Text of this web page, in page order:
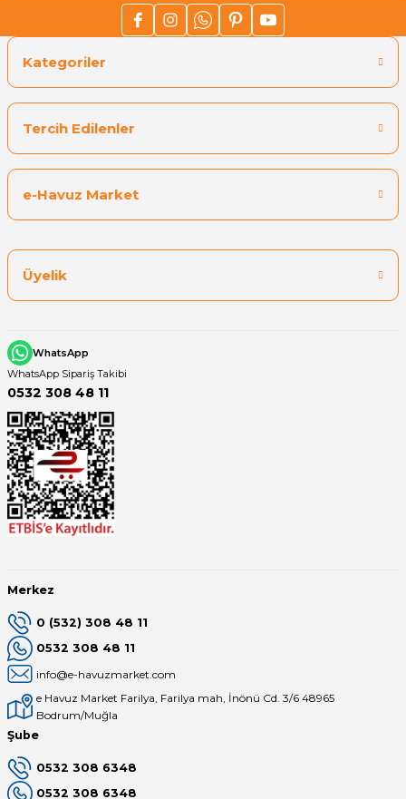
Kategoriler
Tercih Edilenler
e-Havuz Market
Üyelik
WhatsApp
WhatsApp Sipariş Takibi
0532 308 48 11
Merkez
0 (532) 308 48 11
0532 308 48 11
info@e-havuzmarket.com
e Havuz Market Farilya, Farilya mah, İnönü Cd. 3/6 48965
Bodrum/Muğla
Şube
0532 308 6348
0532 308 6348